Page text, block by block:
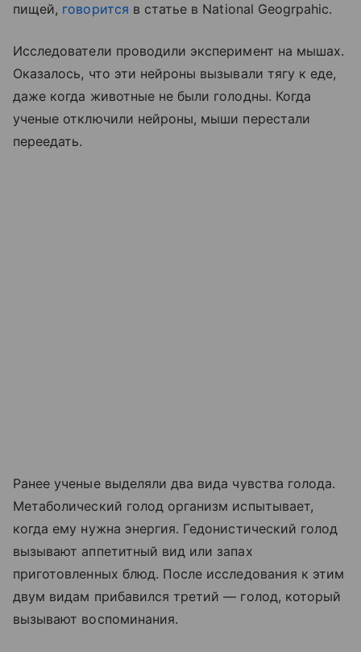
пищей, говорится в статье в National Geogrpahic.
Исследователи проводили эксперимент на мышах.
Оказалось, что эти нейроны вызывали тягу к еде,
даже когда животные не были голодны. Когда
ученые отключили нейроны, мыши перестали
переедать.
Ранее ученые выделяли два вида чувства голода.
Метаболический голод организм испытывает,
когда ему нужна энергия. Гедонистический голод
вызывают аппетитный вид или запах
приготовленных блюд. После исследования к этим
двум видам прибавился третий — голод, который
вызывают воспоминания.